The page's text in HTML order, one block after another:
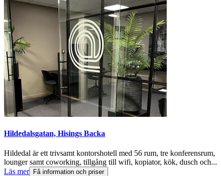
Hildedalsgatan, Hisings Backa
Hildedal är ett trivsamt kontorshotell med 56 rum, tre konferensrum,
lounger samt coworking, tillgång till wifi, kopiator, kök, dusch och...
Läs mer Få information och priser